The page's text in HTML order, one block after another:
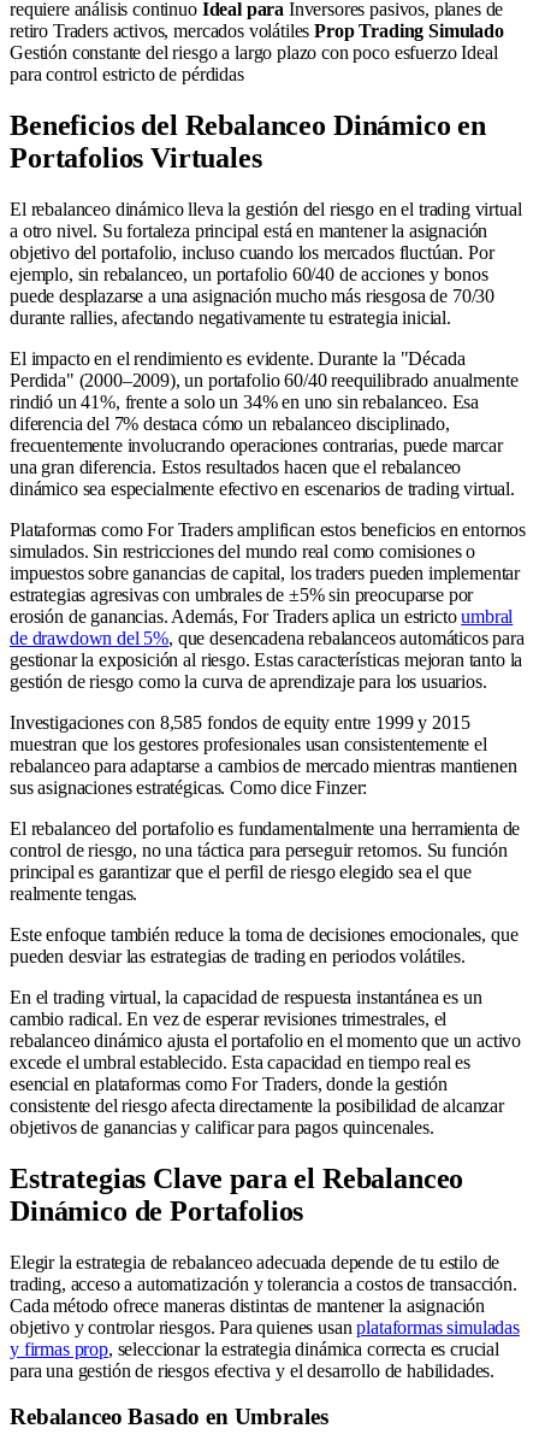
requiere análisis continuo Ideal para Inversores pasivos, planes de
retiro Traders activos, mercados volátilesProp Trading Simulado
Gestión constante del riesgo a largo plazo con poco esfuerzo Ideal
para control estricto de pérdidas
Beneficios del Rebalanceo Dinámico en
Portafolios Virtuales
El rebalanceo dinámico lleva la gestión del riesgo en el trading virtual
a otro nivel. Su fortaleza principal está en mantener la asignación
objetivo del portafolio, incluso cuando los mercados fluctúan. Por
ejemplo, sin rebalanceo, un portafolio 60/40 de acciones y bonos
puede desplazarse a una asignación mucho más riesgosa de 70/30
durante rallies, afectando negativamente tu estrategia inicial.
El impacto en el rendimiento es evidente. Durante la "Década
Perdida" (2000–2009), un portafolio 60/40 reequilibrado anualmente
rindió un 41%, frente a solo un 34% en uno sin rebalanceo. Esa
diferencia del 7% destaca cómo un rebalanceo disciplinado,
frecuentemente involucrando operaciones contrarias, puede marcar
una gran diferencia. Estos resultados hacen que el rebalanceo
dinámico sea especialmente efectivo en escenarios de trading virtual.
Plataformas como For Traders amplifican estos beneficios en entornos
simulados. Sin restricciones del mundo real como comisiones o
impuestos sobre ganancias de capital, los traders pueden implementar
estrategias agresivas con umbrales de ±5% sin preocuparse por
erosión de ganancias. Además, For Traders aplica un estrictoumbral
de drawdown del 5%, que desencadena rebalanceos automáticos para
gestionar la exposición al riesgo. Estas características mejoran tanto la
gestión de riesgo como la curva de aprendizaje para los usuarios.
Investigaciones con 8,585 fondos de equity entre 1999 y 2015
muestran que los gestores profesionales usan consistentemente el
rebalanceo para adaptarse a cambios de mercado mientras mantienen
sus asignaciones estratégicas. Como dice Finzer:
El rebalanceo del portafolio es fundamentalmente una herramienta de
control de riesgo, no una táctica para perseguir retornos. Su función
principal es garantizar que el perfil de riesgo elegido sea el que
realmente tengas.
Este enfoque también reduce la toma de decisiones emocionales, que
pueden desviar las estrategias de trading en periodos volátiles.
En el trading virtual, la capacidad de respuesta instantánea es un
cambio radical. En vez de esperar revisiones trimestrales, el
rebalanceo dinámico ajusta el portafolio en el momento que un activo
excede el umbral establecido. Esta capacidad en tiempo real es
esencial en plataformas como For Traders, donde la gestión
consistente del riesgo afecta directamente la posibilidad de alcanzar
objetivos de ganancias y calificar para pagos quincenales.
Estrategias Clave para el Rebalanceo
Dinámico de Portafolios
Elegir la estrategia de rebalanceo adecuada depende de tu estilo de
trading, acceso a automatización y tolerancia a costos de transacción.
Cada método ofrece maneras distintas de mantener la asignación
objetivo y controlar riesgos. Para quienes usanplataformas simuladas
y firmas prop, seleccionar la estrategia dinámica correcta es crucial
para una gestión de riesgos efectiva y el desarrollo de habilidades.
Rebalanceo Basado en Umbrales